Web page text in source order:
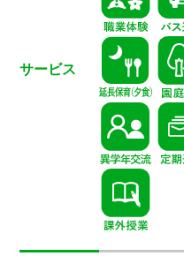
サービス